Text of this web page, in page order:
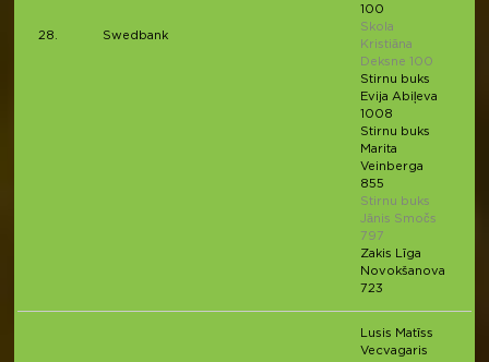
28. Swedbank
100
Skola
Kristiāna
Deksne 100
Stirnu buks
Evija Abiļeva
1008
Stirnu buks
Marita
Veinberga
855
Stirnu buks
Jānis Smočs
797
Zakis Līga
Novokšanova
723
Lusis Matīss
Vecvagaris